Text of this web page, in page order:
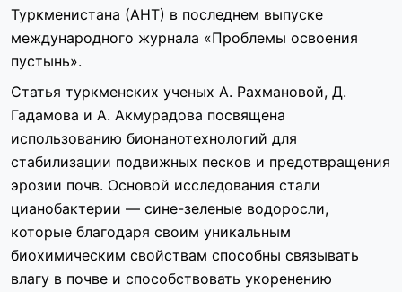
Туркменистана (АНТ) в последнем выпуске
международного журнала «Проблемы освоения
пустынь».
Статья туркменских ученых А. Рахмановой, Д.
Гадамова и А. Акмурадова посвящена
использованию бионанотехнологий для
стабилизации подвижных песков и предотвращения
эрозии почв. Основой исследования стали
цианобактерии — сине-зеленые водоросли,
которые благодаря своим уникальным
биохимическим свойствам способны связывать
влагу в почве и способствовать укоренению